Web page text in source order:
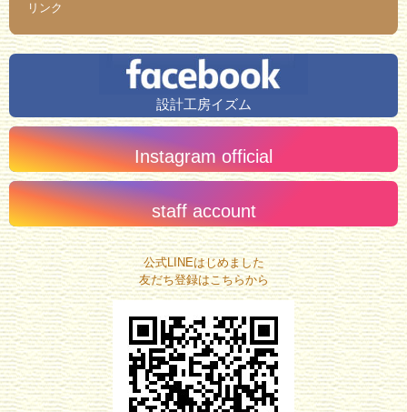
リンク
設計工房イズム
Instagram official
staff account
公式LINEはじめました
友だち登録はこちらから